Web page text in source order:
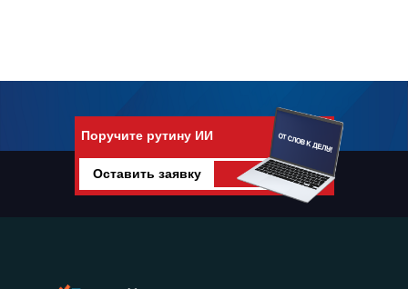
Оставить заявку
Поручите рутину ИИ